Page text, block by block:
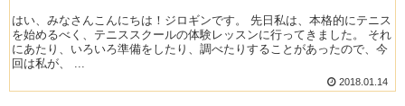
はい、みなさんこんにちは！ジロギンです。 先日私は、本格的にテニス
を始めるべく、テニススクールの体験レッスンに行ってきました。 それ
にあたり、いろいろ準備をしたり、調べたりすることがあったので、今
回は私が、 ...
2018.01.14